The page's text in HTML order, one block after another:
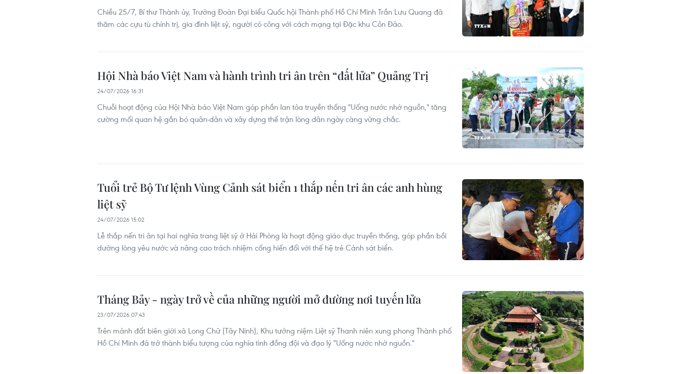
Chiều 25/7, Bí thư Thành ủy, Trưởng Đoàn Đại biểu Quốc hội Thành phố Hồ Chí Minh Trần Lưu Quang đã
thăm các cựu tù chính trị, gia đình liệt sỹ, người có công với cách mạng tại Đặc khu Côn Đảo.
Hội Nhà báo Việt Nam và hành trình tri ân trên “đất lửa” Quảng Trị
24/07/2026 16:31
Chuỗi hoạt động của Hội Nhà báo Việt Nam góp phần lan tỏa truyền thống "Uống nước nhớ nguồn," tăng
cường mối quan hệ gắn bó quân-dân và xây dựng thế trận lòng dân ngày càng vững chắc.
Tuổi trẻ Bộ Tư lệnh Vùng Cảnh sát biển 1 thắp nến tri ân các anh hùng
liệt sỹ
24/07/2026 15:02
Lễ thắp nến tri ân tại hai nghĩa trang liệt sỹ ở Hải Phòng là hoạt động giáo dục truyền thống, góp phần bồi
dưỡng lòng yêu nước và nâng cao trách nhiệm cống hiến đối với thế hệ trẻ Cảnh sát biển.
Tháng Bảy - ngày trở về của những người mở đường nơi tuyến lửa
23/07/2026 07:43
Trên mảnh đất biên giới xã Long Chữ (Tây Ninh), Khu tưởng niệm Liệt sỹ Thanh niên xung phong Thành phố
Hồ Chí Minh đã trở thành biểu tượng của nghĩa tình đồng đội và đạo lý "Uống nước nhớ nguồn."